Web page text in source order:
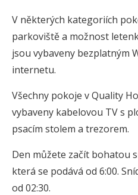
V některých kategoriích
parkoviště a možnost
jsou vybaveny bezplatným
internetu.
Všechny pokoje v Quality
vybaveny kabelovou TV s
psacím stolem a trezorem.
Den můžete začít bohatou
která se podává od 6:00.
od 02:30.